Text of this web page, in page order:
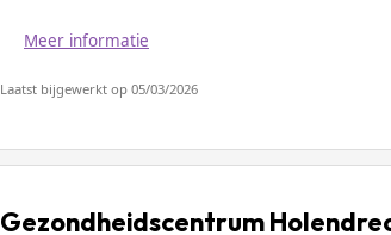
Meer informatie
Laatst bijgewerkt op 05/03/2026
Gezondheidscentrum